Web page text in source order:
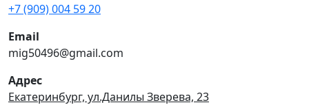
+7 (909) 004 59 20
Email
mig50496@gmail.com
Адрес
Екатеринбург, ул.Данилы Зверева, 23